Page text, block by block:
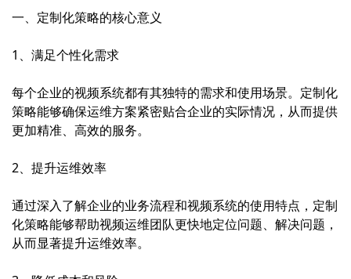
一、定制化策略的核心意义
1、满足个性化需求
每个企业的视频系统都有其独特的需求和使用场景。定制化
策略能够确保运维方案紧密贴合企业的实际情况，从而提供
更加精准、高效的服务。
2、提升运维效率
通过深入了解企业的业务流程和视频系统的使用特点，定制
化策略能够帮助视频运维团队更快地定位问题、解决问题，
从而显著提升运维效率。